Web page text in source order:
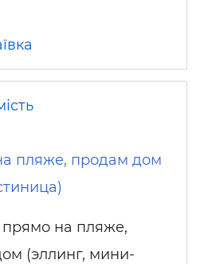
пляже, продам дом
на пляже,
(эллинг, мини-